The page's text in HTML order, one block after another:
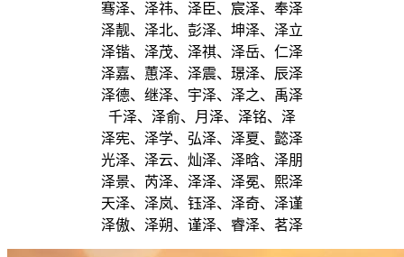
骞泽、泽祎、泽臣、宸泽、奉泽
泽靓、泽北、彭泽、坤泽、泽立
泽锴、泽茂、泽祺、泽岳、仁泽
泽嘉、蕙泽、泽震、璟泽、辰泽
泽德、继泽、宇泽、泽之、禹泽
千泽、泽俞、月泽、泽铭、泽
泽宪、泽学、弘泽、泽夏、懿泽
光泽、泽云、灿泽、泽晗、泽朋
泽景、芮泽、泽泽、泽冕、熙泽
天泽、泽岚、钰泽、泽奇、泽谨
泽傲、泽朔、谨泽、睿泽、茗泽